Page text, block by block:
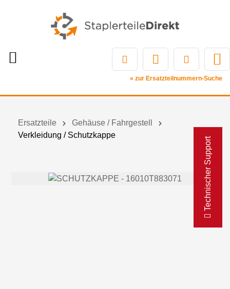
Technischer Support
» zur Ersatzteilnummern-Suche
Ersatzteile
Gehäuse / Fahrgestell
Verkleidung / Schutzkappe